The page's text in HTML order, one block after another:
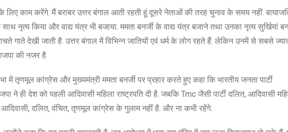
काम करेंगे. मैं बराबर उत्तर बंगाल आती रहती हूं.दूसरे नेताओं की तरह चुनाव के समय नहीं.
नृत्य किया और वाद्य यंत्र भी बजाया. ममता बनर्जी के वाद्य यंत्र बजाने तथा उनका नृत्य सुर्खियां
देखी जाती है. उत्तर बंगाल में विभिन्न जातियों एवं धर्म के लोग रहते हैं. लेकिन उनमें से सबसे
की नजर है.
में तृणमूल कांग्रेस और मुख्यमंत्री ममता बनर्जी पर प्रहार करते हुए कहा कि भारतीय जनता पार्टी
ने ही देश को पहली आदिवासी महिला राष्ट्रपति दी है. जबकि Tmc जैसी पार्टी दलित, आदिवासी
दलित, वंचित, तृणमूल कांग्रेस के गुलाम नहीं है. और ना कभी रहेंगे.